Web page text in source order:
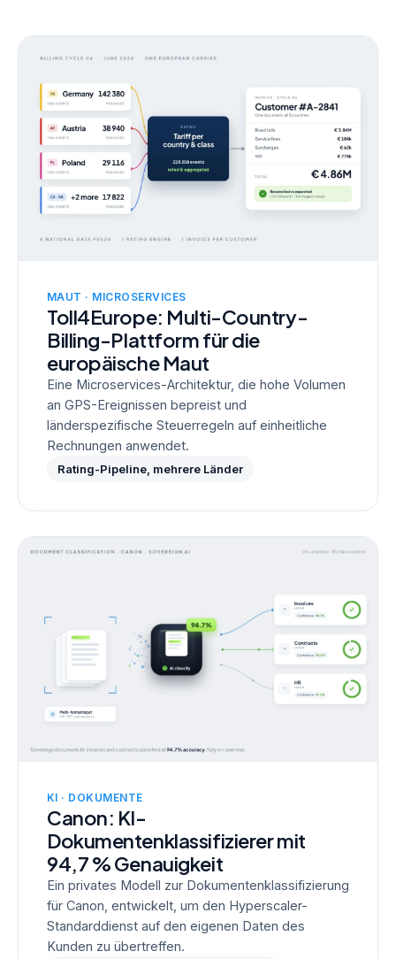
MAUT · MICROSERVICES
Toll4Europe: Multi-Country-
Billing-Plattform für die
europäische Maut
Eine Microservices-Architektur, die hohe Volumen
an GPS-Ereignissen bepreist und
länderspezifische Steuerregeln auf einheitliche
Rechnungen anwendet.
Rating-Pipeline, mehrere Länder
KI · DOKUMENTE
Canon: KI-
Dokumentenklassifizierer mit
94,7 % Genauigkeit
Ein privates Modell zur Dokumentenklassifizierung
für Canon, entwickelt, um den Hyperscaler-
Standarddienst auf den eigenen Daten des
Kunden zu übertreffen.